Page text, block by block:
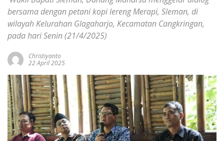
bersama dengan petani kopi lereng Merapi, Sleman, di
wilayah Kelurahan Glagaharjo, Kecamatan Cangkringan,
pada hari Senin (21/4/2025)
Christiyanto
22 April 2025